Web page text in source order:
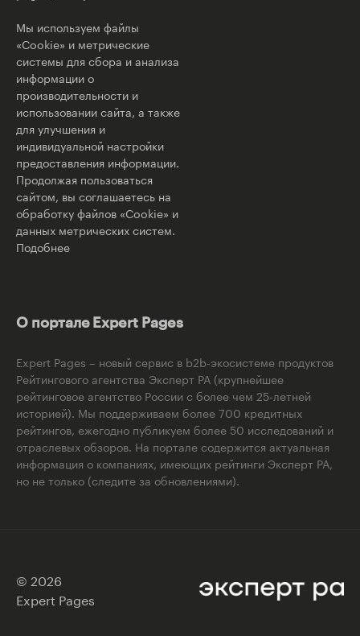
Мы используем файлы
«Cookie» и метрические
системы для сбора и анализа
информации о
производительности и
использовании сайта, а также
для улучшения и
индивидуальной настройки
предоставления информации.
Продолжая пользоваться
сайтом, вы соглашаетесь на
обработку файлов «Cookie» и
данных метрических систем.
Подобнее
О портале Expert Pages
Expert Pages – новый сервис в b2b-экосистеме продуктов
Рейтингового агентства Эксперт РА (крупнейшее
рейтинговое агентство России с более чем 25-летней
историей). Мы поддерживаем более 700 кредитных
рейтингов, ежегодно публикуем более 50 исследований и
отраслевых обзоров. На портале содержится актуальная
информация о компаниях, имеющих рейтинги Эксперт РА,
но не только (следите за обновлениями).
© 2026
Expert Pages